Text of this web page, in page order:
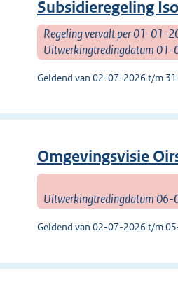
Subsidieregeling
Regeling vervalt per 01-01-
Uitwerkingtredingdatum
Geldend van 02-07-2026 t/m
Omgevingsvisie
Uitwerkingtredingdatum
Geldend van 02-07-2026 t/m